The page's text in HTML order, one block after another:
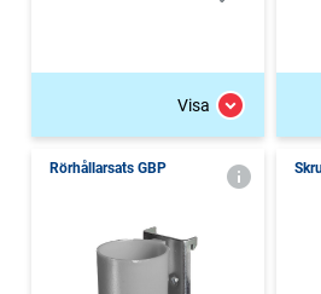
Visa
Rörhållarsats GBP